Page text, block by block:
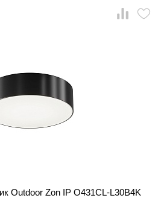
Outdoor Zon IP O431CL-L30B4K